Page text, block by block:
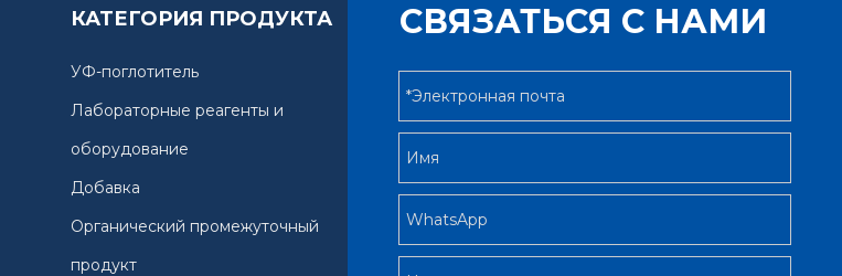
КАТЕГОРИЯ ПРОДУКТА
УФ-поглотитель
Лабораторные реагенты и
оборудование
Добавка
Органический промежуточный
продукт
СВЯЗАТЬСЯ С НАМИ